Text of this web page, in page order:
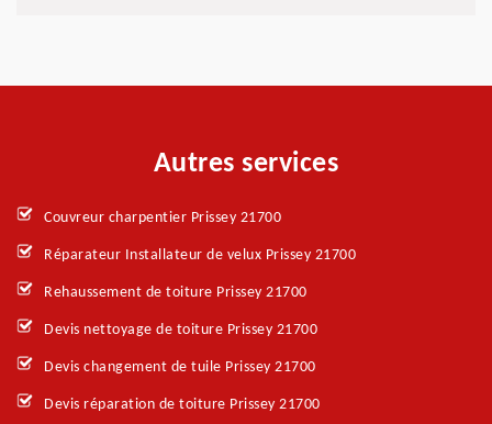
Autres services
Couvreur charpentier Prissey 21700
Réparateur Installateur de velux Prissey 21700
Rehaussement de toiture Prissey 21700
Devis nettoyage de toiture Prissey 21700
Devis changement de tuile Prissey 21700
Devis réparation de toiture Prissey 21700